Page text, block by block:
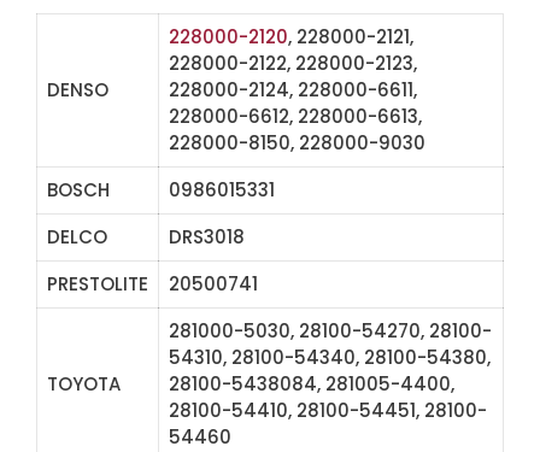
DENSO
228000-2120, 228000-2121,
228000-2122, 228000-2123,
228000-2124, 228000-6611,
228000-6612, 228000-6613,
228000-8150, 228000-9030
BOSCH
0986015331
DELCO
DRS3018
PRESTOLITE
20500741
TOYOTA
281000-5030, 28100-54270, 28100-
54310, 28100-54340, 28100-54380,
28100-5438084, 281005-4400,
28100-54410, 28100-54451, 28100-
54460